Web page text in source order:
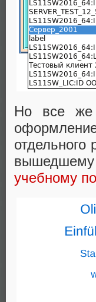
Но все же
отдельного
вышедшему
учебному